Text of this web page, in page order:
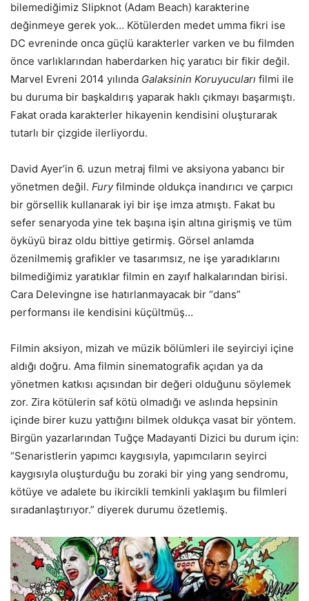
bilemediğimiz Slipknot (Adam Beach) karakterine
değinmeye gerek yok… Kötülerden medet umma fikri ise
DC evreninde onca güçlü karakterler varken ve bu filmden
önce varlıklarından haberdarken hiç yaratıcı bir fikir değil.
Marvel Evreni 2014 yılında Galaksinin Koruyucuları filmi ile
bu duruma bir başkaldırış yaparak haklı çıkmayı başarmıştı.
Fakat orada karakterler hikayenin kendisini oluşturarak
tutarlı bir çizgide ilerliyordu.
David Ayer’in 6. uzun metraj filmi ve aksiyona yabancı bir
yönetmen değil. Furyfilminde oldukça inandırıcı ve çarpıcı
bir görsellik kullanarak iyi bir işe imza atmıştı. Fakat bu
sefer senaryoda yine tek başına işin altına girişmiş ve tüm
öyküyü biraz oldu bittiye getirmiş. Görsel anlamda
özenilmemiş grafikler ve tasarımsız, ne işe yaradıklarını
bilmediğimiz yaratıklar filmin en zayıf halkalarından birisi.
Cara Delevingne ise hatırlanmayacak bir “dans”
performansı ile kendisini küçültmüş…
Filmin aksiyon, mizah ve müzik bölümleri ile seyirciyi içine
aldığı doğru. Ama filmin sinematografik açıdan ya da
yönetmen katkısı açısından bir değeri olduğunu söylemek
zor. Zira kötülerin saf kötü olmadığı ve aslında hepsinin
içinde birer kuzu yattığını bilmek oldukça vasat bir yöntem.
Birgün yazarlarından Tuğçe Madayanti Dizici bu durum için:
“Senaristlerin yapımcı kaygısıyla, yapımcıların seyirci
kaygısıyla oluşturduğu bu zoraki bir ying yang sendromu,
kötüye ve adalete bu ikircikli temkinli yaklaşım bu filmleri
sıradanlaştırıyor.” diyerek durumu özetlemiş.